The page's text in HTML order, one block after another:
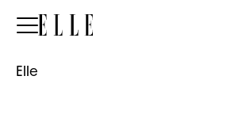
Elle
Elle